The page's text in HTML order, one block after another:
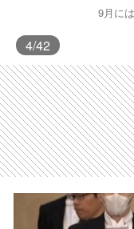
9月に
4/42